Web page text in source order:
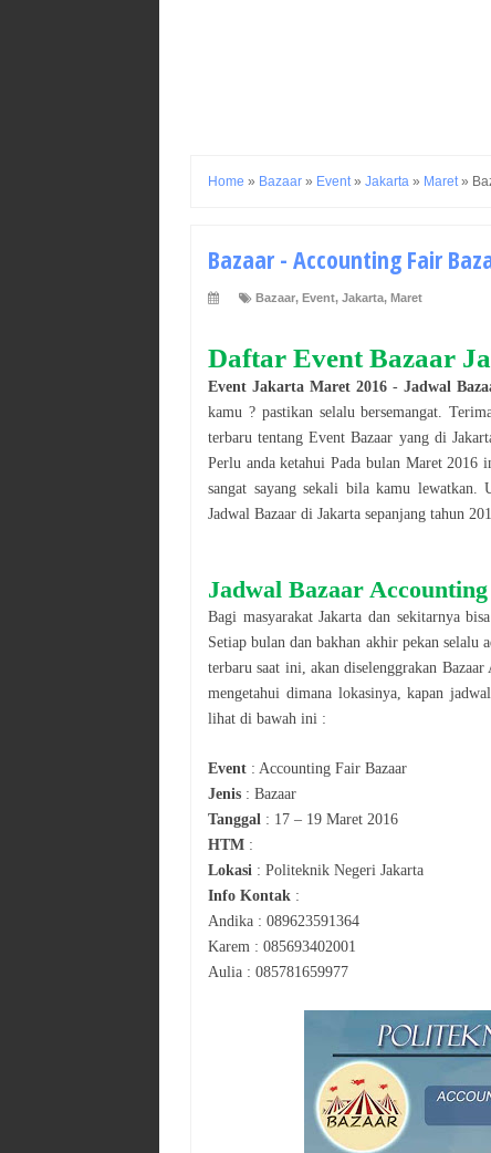
Home » Bazaar » Event » Jakarta » Maret »
Bazaar - Accounting Fair
Bazaar, Event, Jakarta, Maret
Daftar EventBazaar
Event Jakarta Maret 2016 - Jadwal
kamu ? pastikan selalu bersemangat.
terbaru tentang EventBazaar yang di
Perlu anda ketahui Pada bulan Maret 2016
sangat sayang sekali bila kamu lewatkan.
Jadwal Bazaar di Jakarta sepanjang tahun
Jadwal Bazaar
Bagi masyarakatJakarta dan sekitarnya
Setiap bulan dan bakhan akhir pekan selalu
terbaru saat ini, akan diselenggrakan Bazaar
mengetahui dimana lokasinya, kapan
lihat di bawah ini :
Event : Accounting Fair Bazaar
Jenis : Bazaar
Tanggal : 17 – 19 Maret 2016
HTM :
Lokasi : Politeknik Negeri Jakarta
Info Kontak :
Andika : 089623591364
Karem : 085693402001
Aulia : 085781659977